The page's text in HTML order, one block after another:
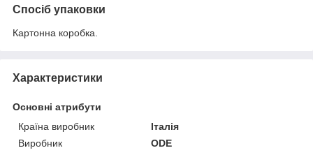
Спосіб упаковки
Картонна коробка.
Характеристики
Основні атрибути
Країна виробник
Італія
Виробник
ODE